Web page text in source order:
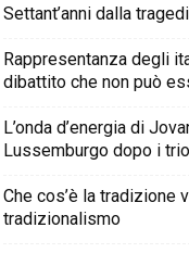
Settant’anni dalla
Rappresentanza degli
dibattito che non può
L’onda d’energia di
Lussemburgo dopo i
Che cos’è la tradizione
tradizionalismo